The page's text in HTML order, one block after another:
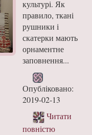
культурі. Як
правило, ткані
рушники і
скатерки мають
орнаментне
заповнення...
Опубліковано:
2019-02-13
Читати
повністю